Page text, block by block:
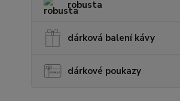
robusta
dárková balení kávy
dárkové poukazy